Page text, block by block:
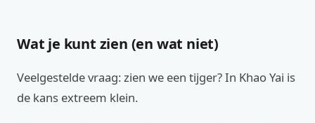
Wat je kunt zien (en wat niet)
Veelgestelde vraag: zien we een tijger? In Khao Yai is
de kans extreem klein.